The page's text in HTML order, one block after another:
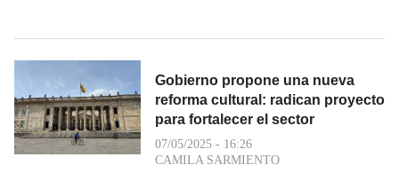
Gobierno propone una nueva
reforma cultural: radican proyecto
para fortalecer el sector
07/05/2025 - 16:26
CAMILA SARMIENTO